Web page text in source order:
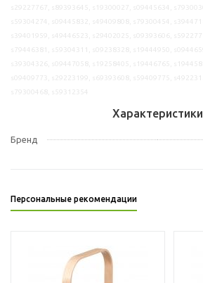
Характеристики
Бренд
Персональные рекомендации